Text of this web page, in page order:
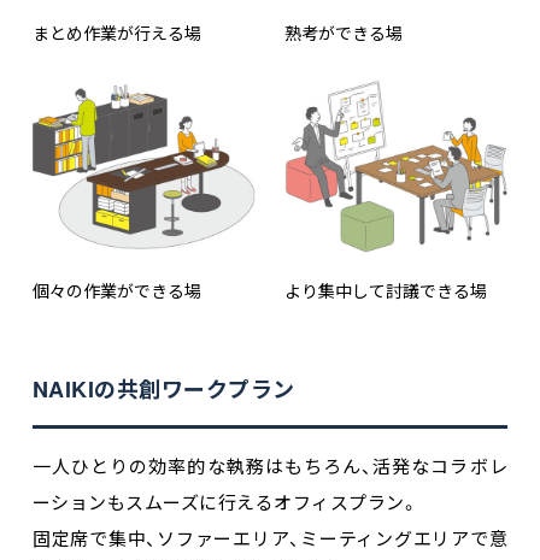
まとめ作業が行える場 熟考ができる場
個々の作業ができる場 より集中して討議できる場
NAIKIの共創ワークプラン
一人ひとりの効率的な執務はもちろん、活発なコラボレ
ーションもスムーズに行えるオフィスプラン。
固定席で集中、ソファーエリア、ミーティングエリアで意